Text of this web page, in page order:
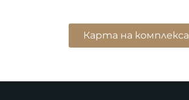
Карта на комплекса